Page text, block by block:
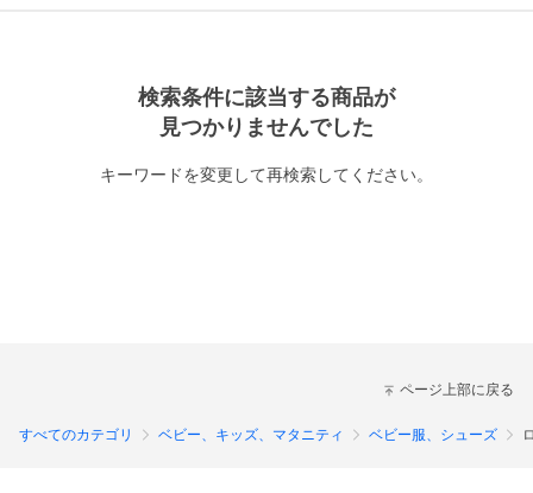
検索条件に該当する商品が
見つかりませんでした
キーワードを変更して再検索してください。
ページ上部に戻る
すべてのカテゴリ ベビー、キッズ、マタニティ ベビー服、シューズ